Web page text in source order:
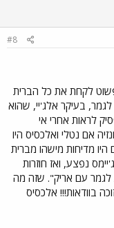
#8
לקחת את כל הברית
לגמר, בעיקר אלג'יי, שהוא
לראות אחרי אי
אם נטלי ואלכסיס היו
היו מדיחות מישהו מברית
נפצע, ואז חוזרות
לגמר עם אריק". שזה מה
בוודאות!!! אלכסיס